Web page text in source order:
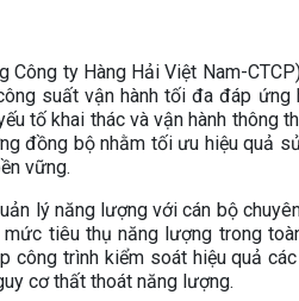
Công ty Hàng Hải Việt Nam-
suất vận hành tối đa đáp ứng
tố khai thác và vận hành thông
đồng bộ nhằm tối ưu hiệu quả
vững.
lý năng lượng với cán bộ
tiêu thụ năng lượng trong
công trình kiểm soát hiệu quả
cơ thất thoát năng lượng.